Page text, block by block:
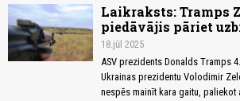
Laikraksts: Tramps
piedāvājis pāriet
18.jūl 2025
ASV prezidents Donalds Tramps
Ukrainas prezidentu Volodimir
nespēs mainīt kara gaitu,